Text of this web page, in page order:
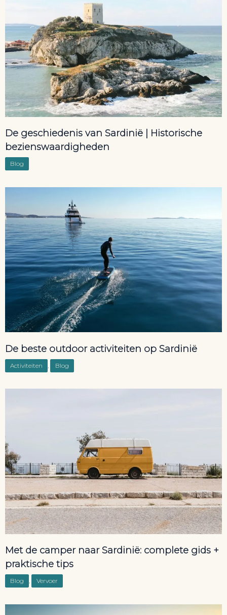
De geschiedenis van Sardinië | Historische
bezienswaardigheden
Blog
De beste outdoor activiteiten op Sardinië
Activiteiten Blog
Met de camper naar Sardinië: complete gids +
praktische tips
Blog , Vervoer